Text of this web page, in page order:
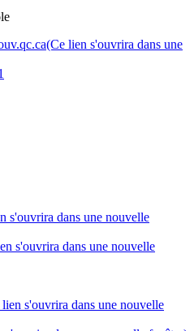
(Ce lien s'ouvrira dans une
s'ouvrira dans une nouvelle
s'ouvrira dans une nouvelle
s'ouvrira dans une nouvelle